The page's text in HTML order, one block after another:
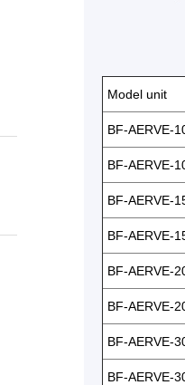
Model unit
BF-AERVE-
BF-AERVE-
BF-AERVE-
BF-AERVE-
BF-AERVE-
BF-AERVE-
BF-AERVE-
BF-AERVE-